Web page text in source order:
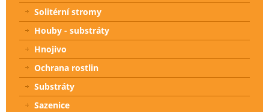
Solitérní stromy
Houby - substráty
Hnojivo
Ochrana rostlin
Substráty
Sazenice